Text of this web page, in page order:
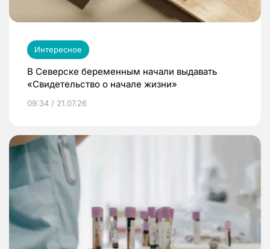
Интересное
В Северске беременным начали выдавать
«Свидетельство о начале жизни»
09:34 / 21.07.26